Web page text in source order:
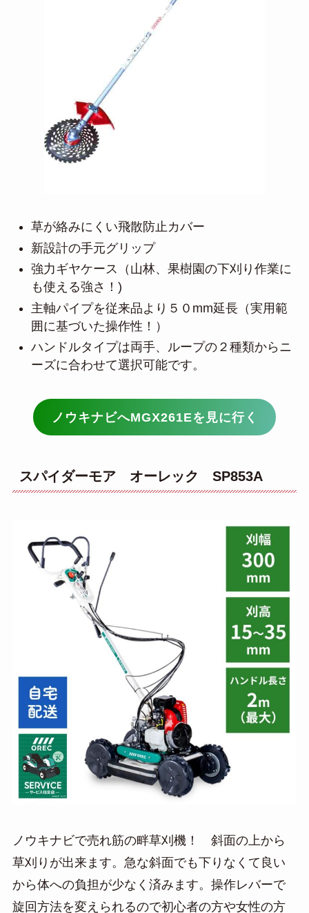
草が絡みにくい飛散防止カバー
新設計の手元グリップ
強力ギヤケース（山林、果樹園の下刈り作業に
も使える強さ！)
主軸パイプを従来品より５０mm延長（実用範
囲に基づいた操作性！）
ハンドルタイプは両手、ループの２種類からニ
ーズに合わせて選択可能です。
ノウキナビへMGX261Eを見に行く
スパイダーモア オーレック SP853A
ノウキナビで売れ筋の畔草刈機！ 斜面の上から
草刈りが出来ます。急な斜面でも下りなくて良い
から体への負担が少なく済みます。操作レバーで
旋回方法を変えられるので初心者の方や女性の方